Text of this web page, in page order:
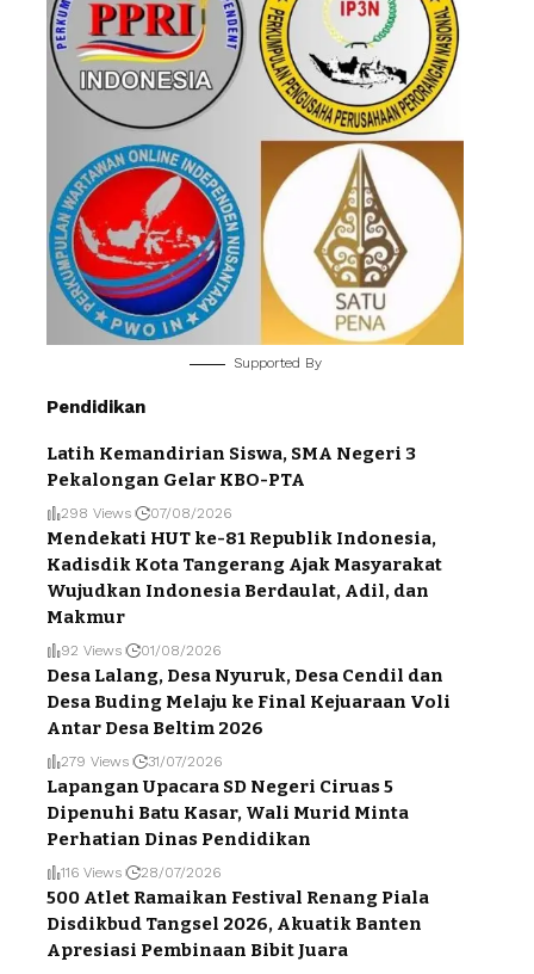
Supported By
Pendidikan
Latih Kemandirian Siswa, SMA Negeri 3
Pekalongan Gelar KBO-PTA
298 Views 07/08/2026
Mendekati HUT ke-81 Republik Indonesia,
Kadisdik Kota Tangerang Ajak Masyarakat
Wujudkan Indonesia Berdaulat, Adil, dan
Makmur
92 Views 01/08/2026
Desa Lalang, Desa Nyuruk, Desa Cendil dan
Desa Buding Melaju ke Final Kejuaraan Voli
Antar Desa Beltim 2026
279 Views 31/07/2026
Lapangan Upacara SD Negeri Ciruas 5
Dipenuhi Batu Kasar, Wali Murid Minta
Perhatian Dinas Pendidikan
116 Views 28/07/2026
500 Atlet Ramaikan Festival Renang Piala
Disdikbud Tangsel 2026, Akuatik Banten
Apresiasi Pembinaan Bibit Juara